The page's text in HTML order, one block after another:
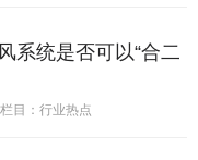
系统是否可以“合二
栏目： 行业热点